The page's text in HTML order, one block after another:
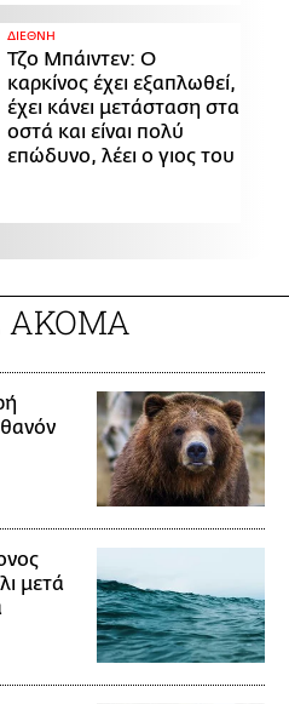
ΔΙΕΘΝΗ
Τζο Μπάιντεν: Ο
καρκίνος έχει εξαπλωθεί,
έχει κάνει μετάσταση στα
οστά και είναι πολύ
επώδυνο, λέει ο γιος του
ΑΚΟΜΑ
μετά